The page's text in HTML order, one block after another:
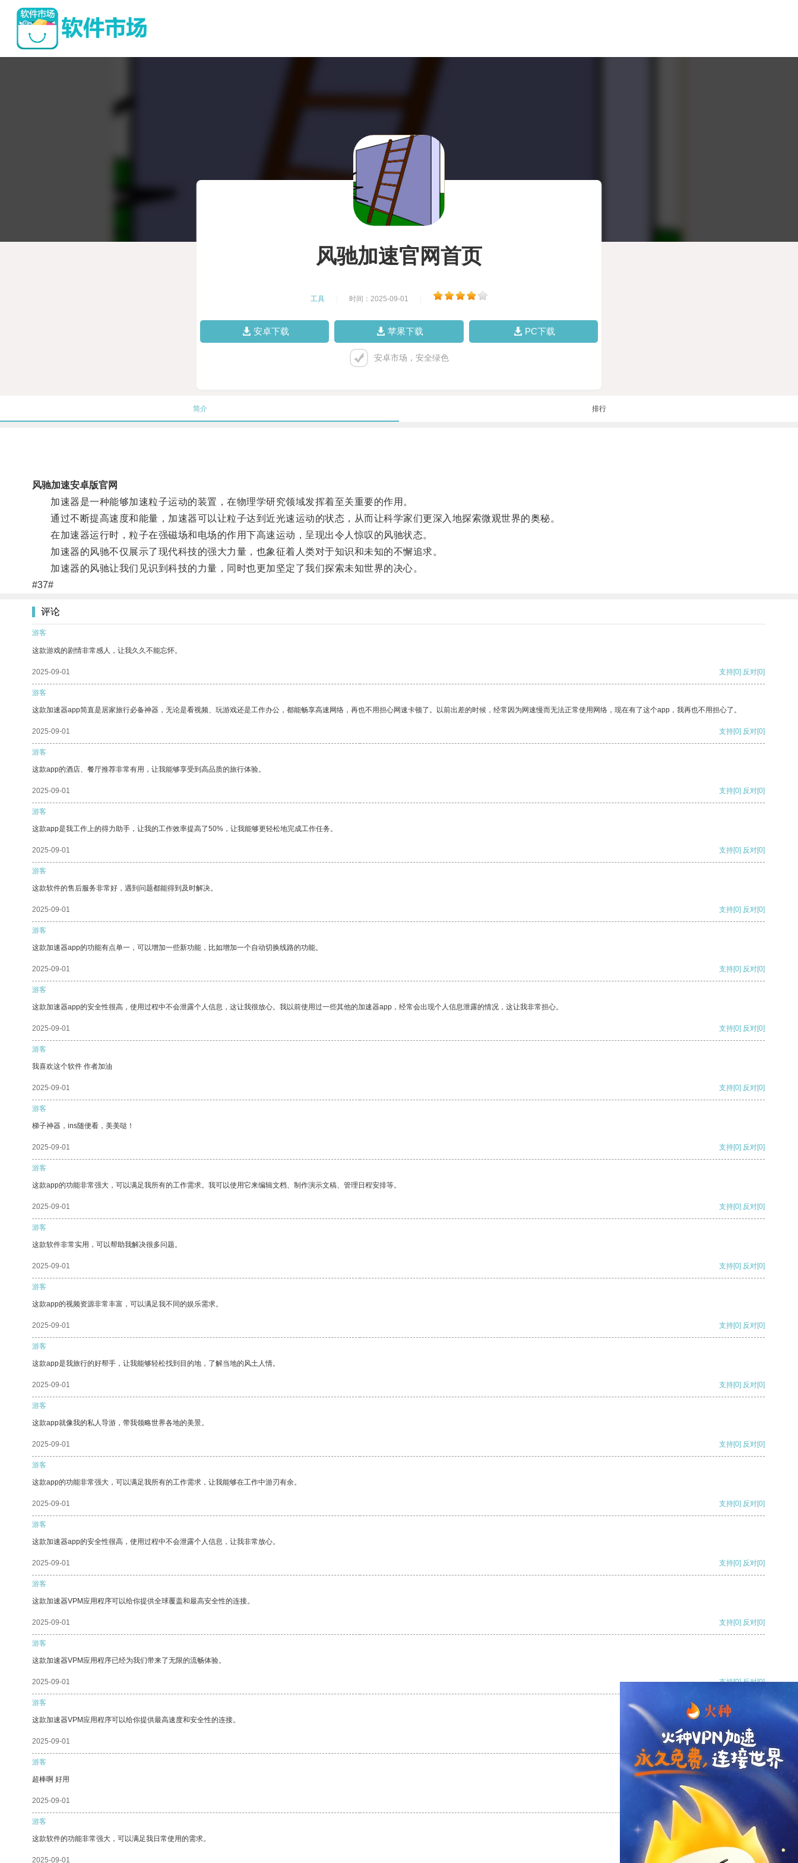
风驰加速官网首页
工具 时间：2025-09-01
安卓下载 苹果下载 PC下载
安卓市场，安全绿色
简介 排行
风驰加速安卓版官网
加速器是一种能够加速粒子运动的装置，在物理学研究领域发挥着至关重要的作用。
通过不断提高速度和能量，加速器可以让粒子达到近光速运动的状态，从而让科学家们更深入地探索微观世界的奥秘。
在加速器运行时，粒子在强磁场和电场的作用下高速运动，呈现出令人惊叹的风驰状态。
加速器的风驰不仅展示了现代科技的强大力量，也象征着人类对于知识和未知的不懈追求。
加速器的风驰让我们见识到科技的力量，同时也更加坚定了我们探索未知世界的决心。
#37#
评论
游客
这款游戏的剧情非常感人，让我久久不能忘怀。
2025-09-01 支持[0] 反对[0]
游客
这款加速器app简直是居家旅行必备神器，无论是看视频、玩游戏还是工作办公，都能畅享高速网络，再也不用担心网速卡顿了。以前出差的时候，经常因为网速慢而无法正常使用网络，现在有了这个app，我再也不用担心了。
2025-09-01 支持[0] 反对[0]
游客
这款app的酒店、餐厅推荐非常有用，让我能够享受到高品质的旅行体验。
2025-09-01 支持[0] 反对[0]
游客
这款app是我工作上的得力助手，让我的工作效率提高了50%，让我能够更轻松地完成工作任务。
2025-09-01 支持[0] 反对[0]
游客
这款软件的售后服务非常好，遇到问题都能得到及时解决。
2025-09-01 支持[0] 反对[0]
游客
这款加速器app的功能有点单一，可以增加一些新功能，比如增加一个自动切换线路的功能。
2025-09-01 支持[0] 反对[0]
游客
这款加速器app的安全性很高，使用过程中不会泄露个人信息，这让我很放心。我以前使用过一些其他的加速器app，经常会出现个人信息泄露的情况，这让我非常担心。
2025-09-01 支持[0] 反对[0]
游客
我喜欢这个软件 作者加油
2025-09-01 支持[0] 反对[0]
游客
梯子神器，ins随便看，美美哒！
2025-09-01 支持[0] 反对[0]
游客
这款app的功能非常强大，可以满足我所有的工作需求。我可以使用它来编辑文档、制作演示文稿、管理日程安排等。
2025-09-01 支持[0] 反对[0]
游客
这款软件非常实用，可以帮助我解决很多问题。
2025-09-01 支持[0] 反对[0]
游客
这款app的视频资源非常丰富，可以满足我不同的娱乐需求。
2025-09-01 支持[0] 反对[0]
游客
这款app是我旅行的好帮手，让我能够轻松找到目的地，了解当地的风土人情。
2025-09-01 支持[0] 反对[0]
游客
这款app就像我的私人导游，带我领略世界各地的美景。
2025-09-01 支持[0] 反对[0]
游客
这款app的功能非常强大，可以满足我所有的工作需求，让我能够在工作中游刃有余。
2025-09-01 支持[0] 反对[0]
游客
这款加速器app的安全性很高，使用过程中不会泄露个人信息，让我非常放心。
2025-09-01 支持[0] 反对[0]
游客
这款加速器VPM应用程序可以给你提供全球覆盖和最高安全性的连接。
2025-09-01 支持[0] 反对[0]
游客
这款加速器VPM应用程序已经为我们带来了无限的流畅体验。
2025-09-01 支持[0] 反对[0]
游客
这款加速器VPM应用程序可以给你提供最高速度和安全性的连接。
2025-09-01 支持[0] 反对
游客
超棒啊 好用
2025-09-01 支持
游客
这款软件的功能非常强大，可以满足我日常使用的需求。
2025-09-01 支持 反对 [0]